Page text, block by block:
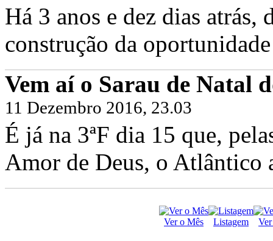
Há 3 anos e dez dias atrás,
construção da
Vem aí o Sarau de Natal
11 Dezembro 2016, 23.03
É já na 3ªF dia 15 que,
Amor de Deus, o Atlântico
Ver o Mês Listagem